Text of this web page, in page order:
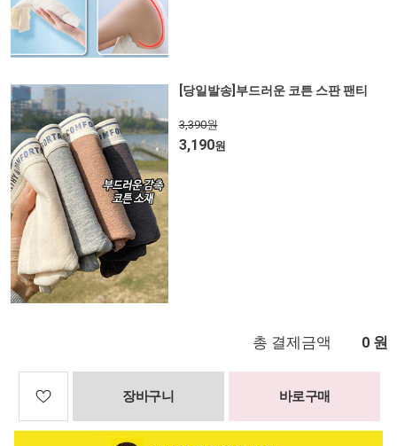
[당일발송]부드러운 코튼 스판 팬티
3,390원
3,190원
총 결제금액 0 원
장바구니 바로구매